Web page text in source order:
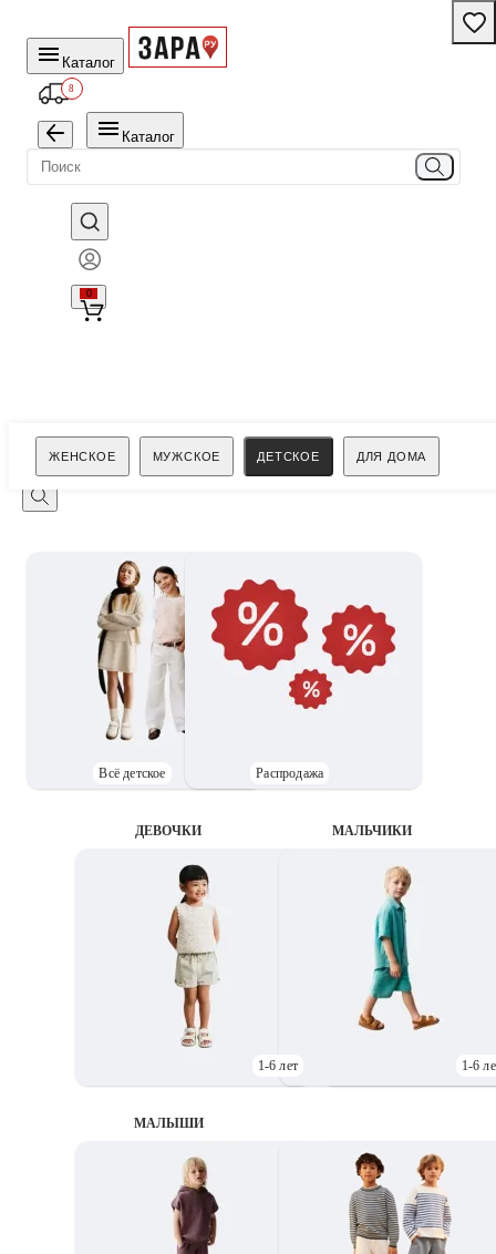
Каталог
8
Каталог
0
ЖЕНСКОЕ МУЖСКОЕ ДЕТСКОЕ ДЛЯ ДОМА
Поиск
Всё детское Распродажа
ДЕВОЧКИ
1-6 лет
MАЛЬЧИКИ
1-6
МАЛЫШИ